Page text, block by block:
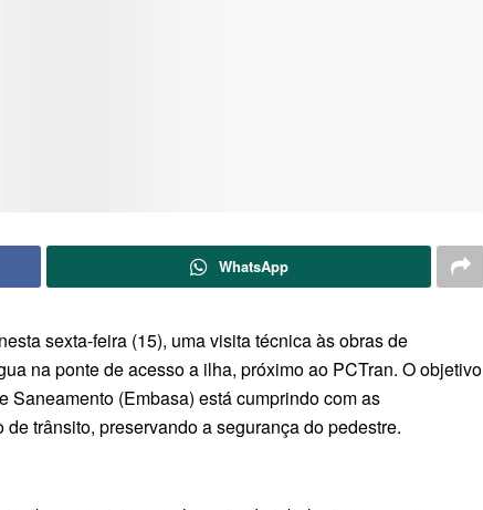
WhatsApp
sexta-feira (15), uma visita técnica às obras de
na ponte de acesso a ilha, próximo ao PCTran. O objetivo
(Embasa) está cumprindo com as
trânsito, preservando a segurança do pedestre.